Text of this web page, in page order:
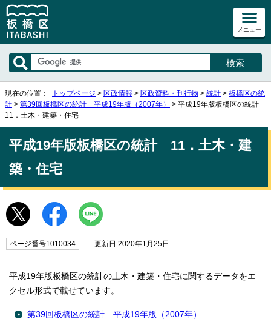
メニュー
現在の位置： トップページ > 区政情報 > 区政資料・刊行物 > 統計 > 板橋区の統
計 > 第39回板橋区の統計 平成19年版（2007年）
> 平成19年版板橋区の統計
11．土木・建築・住宅
平成19年版板橋区の統計 11．土木・建
築・住宅
ページ番号1010034 更新日 2020年1月25日
平成19年版板橋区の統計の土木・建築・住宅に関するデータをエ
クセル形式で載せています。
第39回板橋区の統計 平成19年版（2007年）